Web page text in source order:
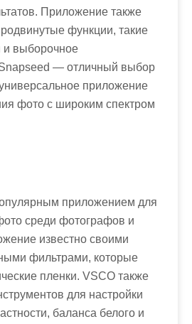
Приложение также
функции, такие
и выборочное
— отличный выбор
приложение
фото с широким спектром
приложением для
среди фотографов и
известно своими
фильтрами, которые
пленки. VSCO также
для настройки
баланса белого и